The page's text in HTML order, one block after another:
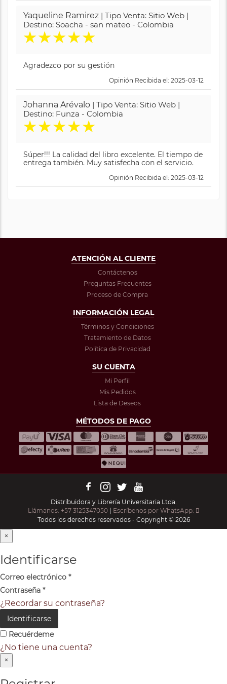
Yaqueline Ramirez | Tipo Venta: Sitio Web |
Destino: Soacha - san mateo - Colombia
★★★★★
Agradezco por su gestión
Opinión Recibida el: 2025-03-12
Johanna Arévalo | Tipo Venta: Sitio Web |
Destino: Funza - Colombia
★★★★★
Súper!!! La calidad del libro excelente. El tiempo de
entrega también. Muy satisfecha con el servicio.
Opinión Recibida el: 2025-03-12
ATENCIÓN AL CLIENTE
Contáctenos
Preguntas Frecuentes
Proceso de Compra
INFORMACIÓN LEGAL
Términos y Condiciones
Tratamiento de Datos
Política de Privacidad
SU CUENTA
Mi Perfil
Mis Pedidos
Lista de Deseos
MÉTODOS DE PAGO
Distribuidora y Librería Universitaria Ltda.
Llámanos: +57 3125347050
Escríbenos por WhatsApp:
Todos los derechos reservados - Copyright © 2026
×
Identificarse
Correo electrónico *
Contraseña *
¿Recordar su contraseña?
Identificarse
Recuérdeme
¿No tiene una cuenta?
×